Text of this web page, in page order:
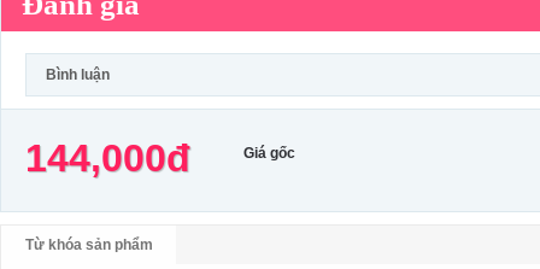
Bình luận
144,000đ Giá gốc
Từ khóa sản phẩm